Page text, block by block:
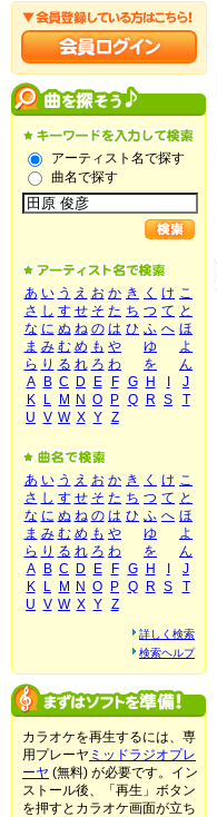
アーティスト名で探す
曲名で探す
あ い う え お か き く け こ
さ し す せ そ た ち つ て と
な に ぬ ね の は ひ ふ へ ほ
ま み む め も や ゆ
よ
ら り る れ ろ わ を
ん
A
B C D E F G H
J
K
L M N O P Q R S
T
U V W X Y Z
あ い う え お か き く け こ
さ し す せ そ た ち つ て と
な に ぬ ね の は ひ ふ へ ほ
ま み む め も や ゆ
よ
ら り る れ ろ わ を
ん
A
B C D E F G H
J
K
L M N O P Q R S
T
U V W X Y Z
詳しく検索
検索ヘルプ
カラオケを再生するには、専
用プレーヤ ミッドラジオプレ
ーヤ (無料) が必要です。イン
ストール後、「再生」ボタン
を押すとカラオケ画面が立ち